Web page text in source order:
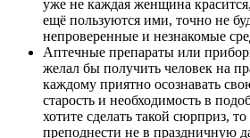
уже не каждая женщина
ещё пользуются ими, точно не
непроверенные и незнакомые
Аптечные препараты или
желал бы получить человек на
каждому приятно осознавать
старость и необходимость в
хотите сделать такой сюрприз,
преподнести не в праздничную